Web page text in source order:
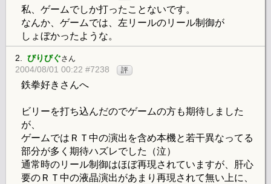
私、ゲームでしか打ったことないです。
なんか、ゲームでは、左リールのリール制御が
しょぼかったような。
2. びりびぐさん
2004/08/01 00:22 #7238 評
鉄拳好きさんへ
ビリーを打ち込んだのでゲームの方も期待しました
が、
ゲームではＲＴ中の演出を含め本機と若干異なってる
部分が多く期待ハズレでした（泣）
通常時のリール制御はほぼ再現されていますが、肝心
要のＲＴ中の液晶演出があまり再現されて無い上に、